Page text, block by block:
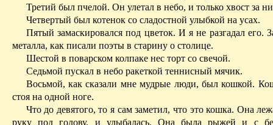
Третий был пчелой. Он улетал в небо, и только хвост за
Четвертый был котенок со сладостной улыбкой на усах.
Пятый замаскировался под цветок. И я не разгадал его.
металла, как писали поэты в старину о столице.
Шестой в поварском колпаке нес торт со свечой.
Седьмой пускал в небо ракеткой теннисный мячик.
Восьмой, как сказали мне мудрые люди, был кошкой.
стоя на одной ноге.
Что до девятого, то я сам заметил, что это кошка. Она
руку под голову, и улыбалась. Она была рыжей и с